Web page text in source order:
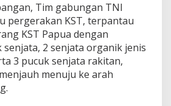
Tim gabungan TNI
pergerakan KST, terpantau
KST Papua dengan
senjata, 2 senjata organik jenis
3 pucuk senjata rakitan,
menuju ke arah